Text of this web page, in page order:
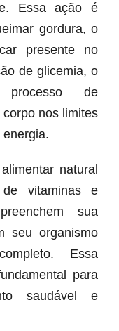
Essa ação é
gordura, o
presente no
de glicemia, o
de
nos limites
natural
vitaminas e
sua
seu organismo
Essa
para
saudável e